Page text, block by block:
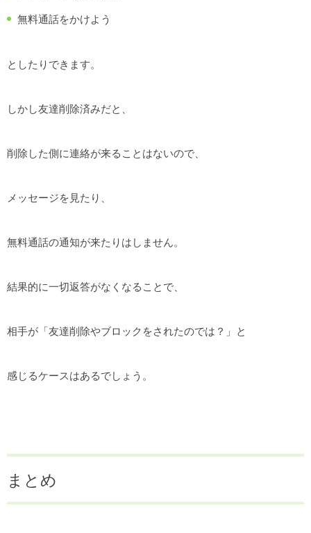
無料通話をかけよう
としたりできます。
しかし友達削除済みだと、
削除した側に連絡が来ることはないので、
メッセージを見たり、
無料通話の通知が来たりはしません。
結果的に一切返答がなくなることで、
相手が「友達削除やブロックをされたのでは？」と
感じるケースはあるでしょう。
まとめ